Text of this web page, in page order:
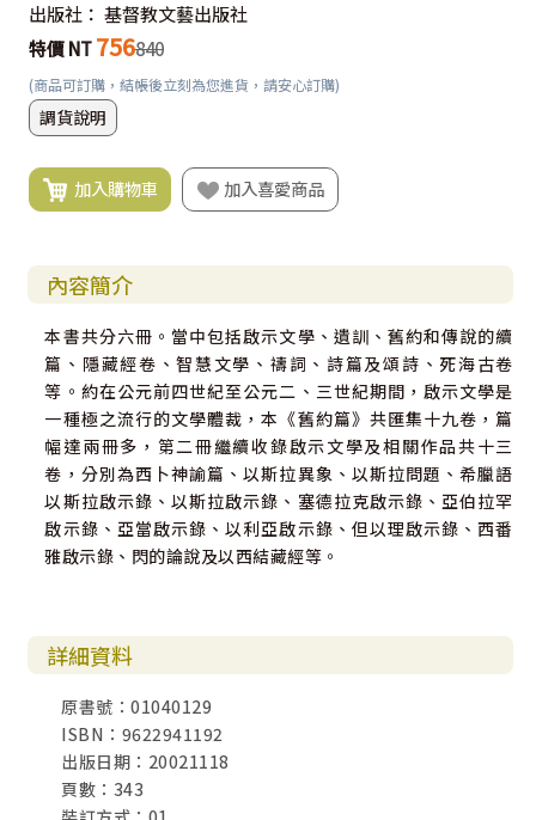
出版社： 基督教文藝出版社
特價 NT 756840
(商品可訂購，結帳後立刻為您進貨，請安心訂購)
調貨說明
加入購物車 加入喜愛商品
內容簡介
本書共分六冊。當中包括啟示文學、遺訓、舊約和傳說的續
篇、隱藏經卷、智慧文學、禱詞、詩篇及頌詩、死海古卷
等。約在公元前四世紀至公元二、三世紀期間，啟示文學是
一種極之流行的文學體裁，本《舊約篇》共匯集十九卷，篇
幅達兩冊多，第二冊繼續收錄啟示文學及相關作品共十三
卷，分別為西卜神諭篇、以斯拉異象、以斯拉問題、希臘語
以斯拉啟示錄、以斯拉啟示錄、塞德拉克啟示錄、亞伯拉罕
啟示錄、亞當啟示錄、以利亞啟示錄、但以理啟示錄、西番
雅啟示錄、閃的論說及以西結藏經等。
詳細資料
原書號：01040129
ISBN：9622941192
出版日期：20021118
頁數：343